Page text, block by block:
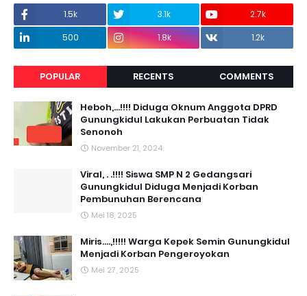
1.5k 3.1k
2.7k
500
1.8k 1.2k
POPULAR RECENTS COMMENTS
Heboh,...!!!! Diduga Oknum Anggota DPRD
Gunungkidul Lakukan Perbuatan Tidak
Senonoh
November 21, 2024
Viral, . .!!!! Siswa SMP N 2 Gedangsari
Gunungkidul Diduga Menjadi Korban
Pembunuhan Berencana
Mei 18, 2025
Miris....,!!!!! Warga Kepek Semin Gunungkidul
Menjadi Korban Pengeroyokan
Mei 27, 2025